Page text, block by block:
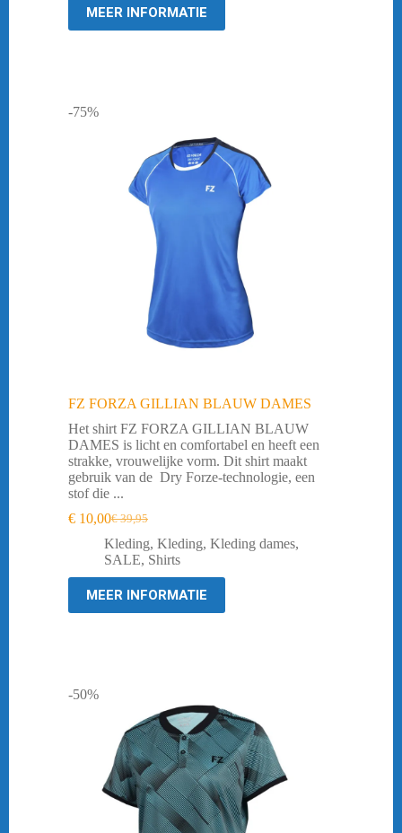
MEER INFORMATIE
-75%
FZ FORZA GILLIAN BLAUW DAMES
Het shirt FZ FORZA GILLIAN BLAUW
DAMES is licht en comfortabel en heeft een
strakke, vrouwelijke vorm. Dit shirt maakt
gebruik van de Dry Forze-technologie, een
stof die ...
€39,95
Oorspronkelijke
prijs
was:
€ 39,95.
€ 10,00Huidige
prijs
is:
€ 10,00.
Kleding, Kleding, Kleding dames,
SALE, Shirts
MEER INFORMATIE
-50%